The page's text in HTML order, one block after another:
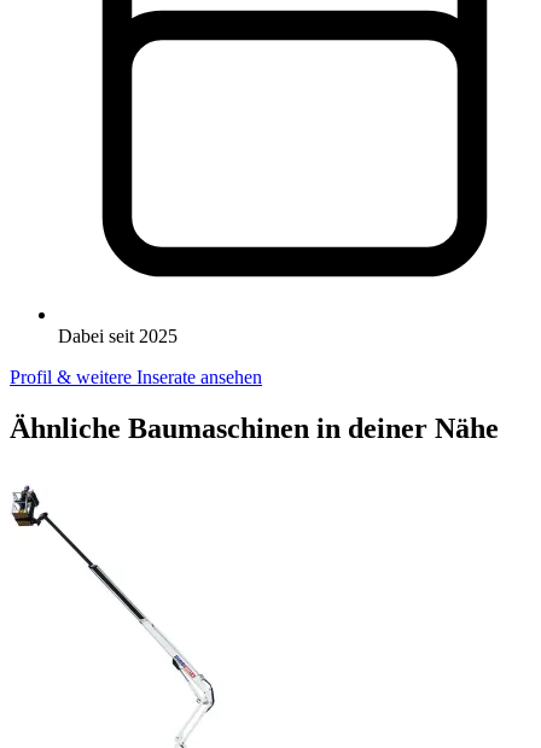
Dabei seit 2025
Profil & weitere Inserate ansehen
Ähnliche Baumaschinen in deiner Nähe